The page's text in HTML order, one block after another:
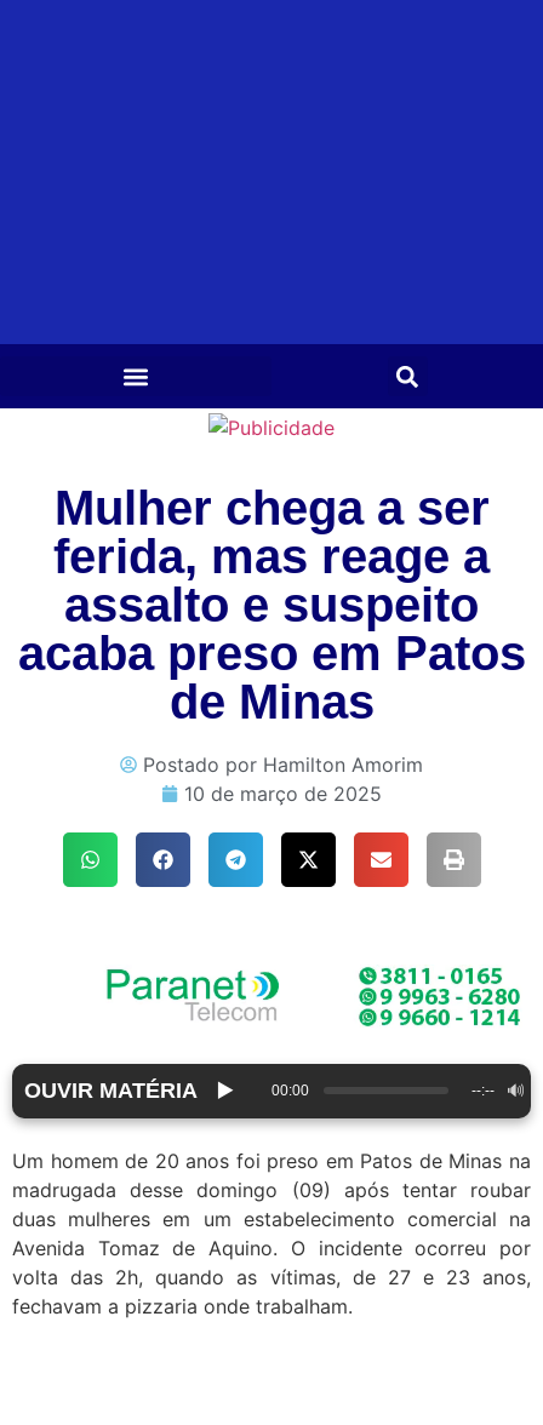
Mulher chega a ser
ferida, mas reage a
assalto e suspeito
acaba preso em Patos
de Minas
Postado por Hamilton Amorim
10 de março de 2025
OUVIR MATÉRIA ▶️ 00:00 --:-- 🔊
Um homem de 20 anos foi preso em Patos de Minas na
madrugada desse domingo (09) após tentar roubar
duas mulheres em um estabelecimento comercial na
Avenida Tomaz de Aquino. O incidente ocorreu por
volta das 2h, quando as vítimas, de 27 e 23 anos,
fechavam a pizzaria onde trabalham.